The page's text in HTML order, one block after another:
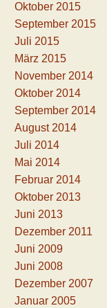
Oktober 2015
September 2015
Juli 2015
März 2015
November 2014
Oktober 2014
September 2014
August 2014
Juli 2014
Mai 2014
Februar 2014
Oktober 2013
Juni 2013
Dezember 2011
Juni 2009
Juni 2008
Dezember 2007
Januar 2005